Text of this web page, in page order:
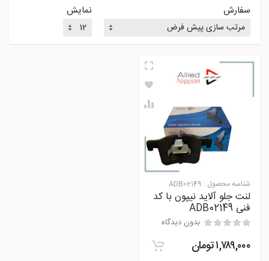
سفارش
نمایش
شناسه محصول : ADB02149
لنت جلو آلاید نیپون با کد
فنی ADB02149
بدون دیدگاه
۱,۷۸۹,۰۰۰تومان